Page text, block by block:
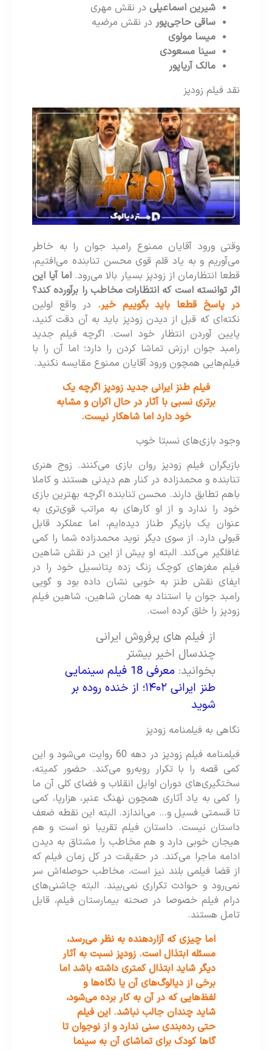
شیرین اسماعیلیدر نقش مهری
ساقی حاجی‌پوردر نقش مرضیه
میسا مولوی
سینا مسعودی
مالک آریاپور
نقد فیلم زودپز
وقتی ورود آقایان ممنوع رامبد جوان را به خاطر
می‌آوریم و به یاد قلم قوی محسن تنابنده می‌افتیم،
قطعا انتظارمان از زودپز بسیار بالا می‌رود.اما آیا این
اثر توانسته است که انتظارات مخاطب را برآورده کند؟
در پاسخ قطعا باید بگوییم خیر. در واقع اولین
نکته‌ای که قبل از دیدن زودپز باید به آن دقت کنید،
پایین‌ آوردن انتظار خود است. اگرچه فیلم جدید
رامبد جوان ارزش تماشا کردن را دارد؛ اما آن را با
فیلم‌هایی همچون ورود آقایان ممنوع مقایسه نکنید.
فیلم طنز ایرانی جدید زودپز اگرچه یک
برتری نسبی با آثار در حال اکران و مشابه
خود دارد اما شاهکار نیست.
وجود بازی‌های نسبتا خوب
بازیگران فیلم زودپز روان بازی می‌کنند. زوج هنری
تنابنده و محمدزاده در کنار هم دیدنی هستند و کاملا
باهم تطابق دارند. محسن تنابنده اگرچه بهترین بازی
خود را ندارد و از او ‌کارهای به مراتب قوی‌تری به
عنوان یک بازیگر طناز دیده‌ایم، اما عملکرد قابل
قبولی دارد. از سوی دیگر نوید محمدزاده شما را کمی
غافلگیر می‌کند. البته او پیش از این در نقش شاهین
فیلم مغزهای کوچک زنگ زده پتانسیل خود را در
ایفای نقش طنز به خوبی نشان داده بود و گویی
رامبد جوان با استناد به همان شاهین، شاهین فیلم
زودپز را خلق کرده است.
از فیلم های پرفروش ایرانی
چندسال اخیر بیشتر
بخوانید:
معرفی 18 فیلم سینمایی
طنز ایرانی ۱۴۰۲؛ از خنده روده بر
نگاهی به فیلمنامه زودپز
فیلمنامه فیلم زودپز در دهه 60 روایت می‌شود و این
کمی قصه را با تکرار روبه‌رو می‌کند. حضور کمیته،
سختگیری‌های دوران اوایل انقلاب و فضای کلی آن ما
را کمی به یاد آثاری همچون نهنگ عنبر، هزارپا، کمی
تا قسمتی فسیل و… می‌اندازد. البته این نقطه ضعف
داستان نیست. داستان فیلم تقریبا نو است و هم
هیجان خوبی دارد و هم مخاطب را مشتاق به دیدن
ادامه ماجرا می‌کند. در حقیقت در کل زمان فیلم که
از قضا فیلمی بلند نیز است، مخاطب حوصله‌اش سر
نمی‌رود و حوادث تکراری نمی‌بیند. البته چاشنی‌های
درام فیلم خصوصا در صحنه بیمارستان فیلم، قابل
تامل هستند.
اما چیزی که آزاردهنده به نظر می‌رسد،
مسئله ابتذال است. زودپز نسبت به آثار
دیگر شاید ابتذال کمتری داشته باشد اما
برخی از دیالوگ‌های آن یا نگاه‌ها و
لفظ‌هایی که در آن به کار برده می‌‌شود،
شاید چندان جالب نباشد. این فیلم
حتی رده‌بندی سنی ندارد و از نوجوان تا
گاها کودک برای تماشای آن به سینما